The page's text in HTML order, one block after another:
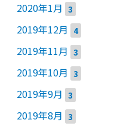
2020年1月 3
2019年12月 4
2019年11月 3
2019年10月 3
2019年9月 3
2019年8月 3